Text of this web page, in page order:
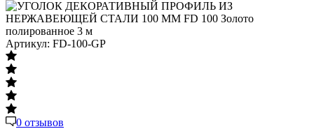
Артикул: FD-100-GP
0 отзывов